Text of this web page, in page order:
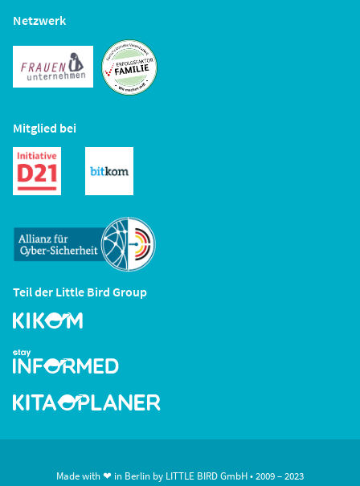
Netzwerk
Mitglied bei
Teil der Little Bird Group
Made with ❤ in Berlin by LITTLE BIRD GmbH• 2009 – 2023